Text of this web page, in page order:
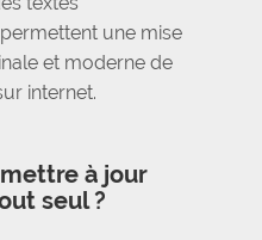
une mise
et moderne de
internet.
à jour
seul ?